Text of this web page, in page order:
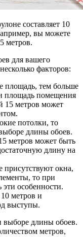
составляет 10
вы можете
метров.
для вашего
факторов:
площадь, тем больше
площадь помещения
15 метров может
потолки, то
длины обоев.
метров может быть
длину на
присутствуют окна,
то при
особенности.
метров и
выступы.
выборе длины обоев.
метров,